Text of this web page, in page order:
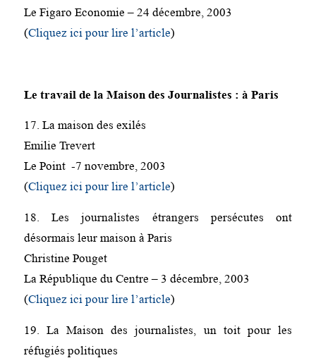
Le Figaro Economie – 24 décembre, 2003
(Cliquez ici pour lire l’article)
Le travail de la Maison des Journalistes : à Paris
17. La maison des exilés
Emilie Trevert
Le Point -7 novembre, 2003
(Cliquez ici pour lire l’article)
18. Les journalistes étrangers persécutes ont
désormais leur maison à Paris
Christine Pouget
La République du Centre – 3 décembre, 2003
(Cliquez ici pour lire l’article)
19. La Maison des journalistes, un toit pour les
réfugiés politiques